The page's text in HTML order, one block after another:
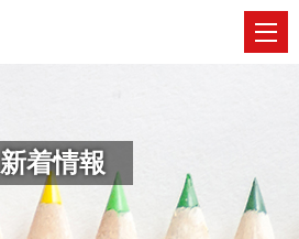
新着情報